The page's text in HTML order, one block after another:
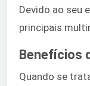
Devido ao seu
principais
Benefícios
Quando se